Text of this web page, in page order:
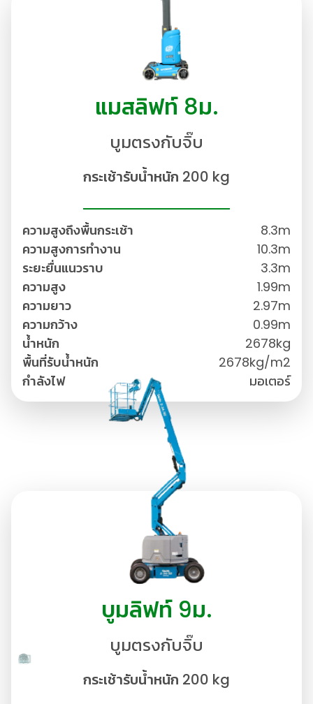
แมสลิฟท์ 8ม.
บูมตรงกับจิ๊บ
กระเช้ารับน้ำหนัก 200 kg
ความสูงถึงพื้นกระเช้า
8.3m
ความสูงการทำงาน
10.3m
ระยะยื่นแนวราบ
3.3m
ความสูง
1.99m
ความยาว
2.97m
ความกว้าง
0.99m
น้ำหนัก
2678kg
พื้นที่รับน้ำหนัก
2678kg/m2
กำลังไฟ
มอเตอร์
บูมลิฟท์ 9ม.
บูมตรงกับจิ๊บ
กระเช้ารับน้ำหนัก 200 kg